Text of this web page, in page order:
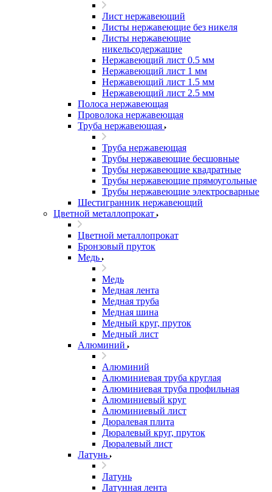
Лист нержавеющий
Листы нержавеющие без никеля
Листы нержавеющие
никельсодержащие
Нержавеющий лист 0.5 мм
Нержавеющий лист 1 мм
Нержавеющий лист 1.5 мм
Нержавеющий лист 2.5 мм
Полоса нержавеющая
Проволока нержавеющая
Труба нержавеющая
Труба нержавеющая
Трубы нержавеющие бесшовные
Трубы нержавеющие квадратные
Трубы нержавеющие прямоугольные
Трубы нержавеющие электросварные
Шестигранник нержавеющий
Цветной металлопрокат
Цветной металлопрокат
Бронзовый пруток
Медь
Медь
Медная лента
Медная труба
Медная шина
Медный круг, пруток
Медный лист
Алюминий
Алюминий
Алюминиевая труба круглая
Алюминиевая труба профильная
Алюминиевый круг
Алюминиевый лист
Дюралевая плита
Дюралевый круг, пруток
Дюралевый лист
Латунь
Латунь
Латунная лента